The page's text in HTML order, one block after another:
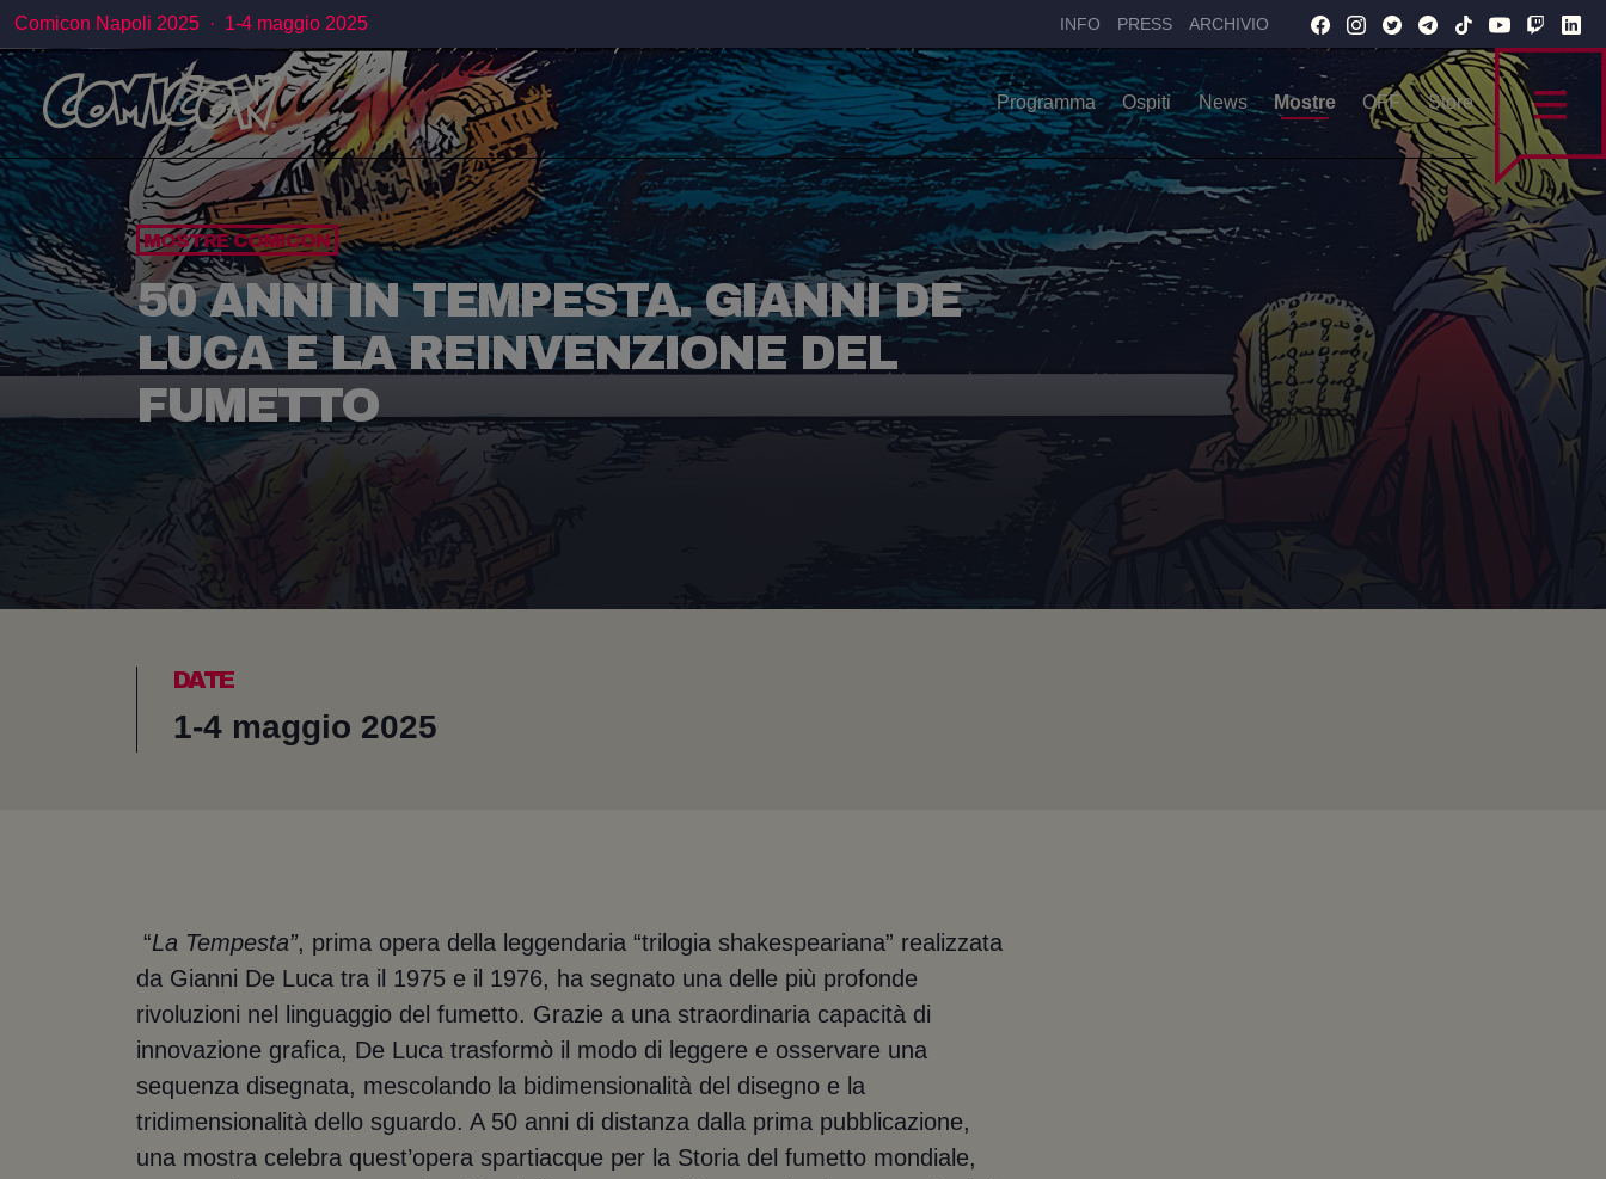
Comicon Napoli 2025 · 1-4 maggio 2025 INFO PRESS ARCHIVIO
Programma Ospiti News Mostre OFF Store
MOSTRE COMICON
50 ANNI IN TEMPESTA. GIANNI DE
LUCA E LA REINVENZIONE DEL
FUMETTO
DATE
1-4 maggio 2025
“La Tempesta”, prima opera della leggendaria “trilogia shakespeariana” realizzata
da Gianni De Luca tra il 1975 e il 1976, ha segnato una delle più profonde
rivoluzioni nel linguaggio del fumetto. Grazie a una straordinaria capacità di
innovazione grafica, De Luca trasformò il modo di leggere e osservare una
sequenza disegnata, mescolando la bidimensionalità del disegno e la
tridimensionalità dello sguardo. A 50 anni di distanza dalla prima pubblicazione,
una mostra celebra quest’opera spartiacque per la Storia del fumetto mondiale,